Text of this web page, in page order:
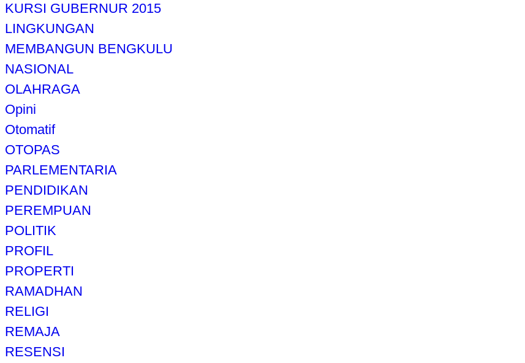
KURSI GUBERNUR 2015
LINGKUNGAN
MEMBANGUN BENGKULU
NASIONAL
OLAHRAGA
Opini
Otomatif
OTOPAS
PARLEMENTARIA
PENDIDIKAN
PEREMPUAN
POLITIK
PROFIL
PROPERTI
RAMADHAN
RELIGI
REMAJA
RESENSI